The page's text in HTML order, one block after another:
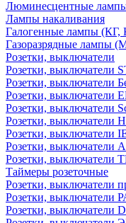
Люминесцентные
Лампы накаливания
Галогенные лампы
Газоразрядные
Розетки, выключатели
Розетки, выключатели
Розетки, выключатели
Розетки, выключатели
Розетки, выключатели
Розетки, выключатели
Розетки, выключатели
Розетки, выключатели
Розетки, выключатели
Таймеры розеточные
Розетки, выключатели
Розетки,
Розетки, выключатели